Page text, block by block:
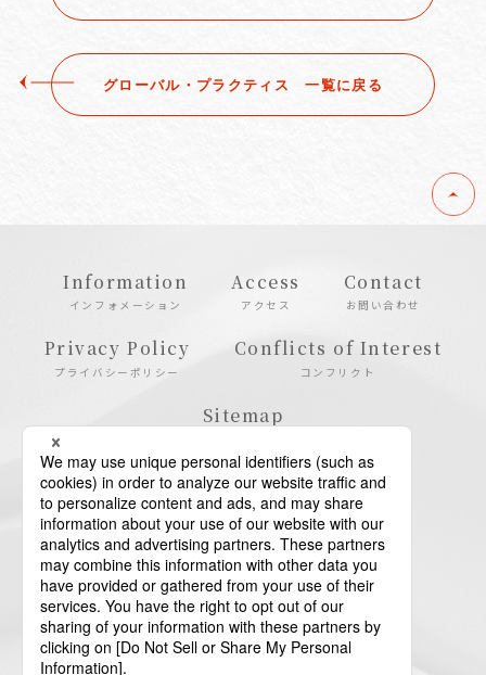
グローバル・プラクティス ⼀覧に戻る
Information
インフォメーション
Access
アクセス
Contact
お問い合わせ
Privacy Policy
プライバシーポリシー
Conflicts of Interest
コンフリクト
Sitemap